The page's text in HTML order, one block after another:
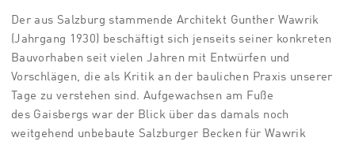
Der aus Salzburg stammende Architekt Gunther Wawrik
(Jahrgang 1930) beschäftigt sich jenseits seiner konkreten
Bauvorhaben seit vielen Jahren mit Entwürfen und
Vorschlägen, die als Kritik an der baulichen Praxis unserer
Tage zu verstehen sind. Aufgewachsen am Fuße
des Gaisbergs war der Blick über das damals noch
weitgehend unbebaute Salzburger Becken für Wawrik